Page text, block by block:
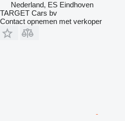
Nederland, ES Eindhoven
TARGET Cars bv
Contact opnemen met verkoper